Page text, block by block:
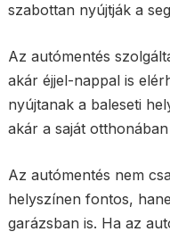
szabottan nyújtják a
Az autómentés
akár éjjel-nappal is
nyújtanak a baleseti
akár a saját otthonában
Az autómentés nem
helyszínen fontos,
garázsban is. Ha az